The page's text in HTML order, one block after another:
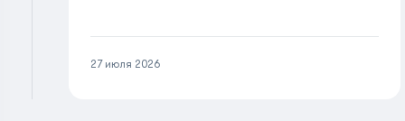
27 июля 2026